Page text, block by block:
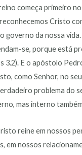
começa primeiro
Cristo
governo da nossa
se, porque está
3.2). E o apóstolo
como Senhor, no
problema do
mas interno
reine em nossos
em nossos